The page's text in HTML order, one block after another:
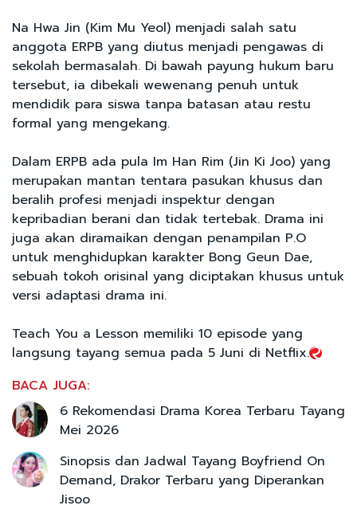
Na Hwa Jin (Kim Mu Yeol) menjadi salah satu
anggota ERPB yang diutus menjadi pengawas di
sekolah bermasalah. Di bawah payung hukum baru
tersebut, ia dibekali wewenang penuh untuk
mendidik para siswa tanpa batasan atau restu
formal yang mengekang.
Dalam ERPB ada pula Im Han Rim (Jin Ki Joo) yang
merupakan mantan tentara pasukan khusus dan
beralih profesi menjadi inspektur dengan
kepribadian berani dan tidak tertebak. Drama ini
juga akan diramaikan dengan penampilan P.O
untuk menghidupkan karakter Bong Geun Dae,
sebuah tokoh orisinal yang diciptakan khusus untuk
versi adaptasi drama ini.
Teach You a Lesson memiliki 10 episode yang
langsung tayang semua pada 5 Juni di Netflix.
BACA JUGA:
6 Rekomendasi Drama Korea Terbaru Tayang
Mei 2026
Sinopsis dan Jadwal Tayang Boyfriend On
Demand, Drakor Terbaru yang Diperankan
Jisoo